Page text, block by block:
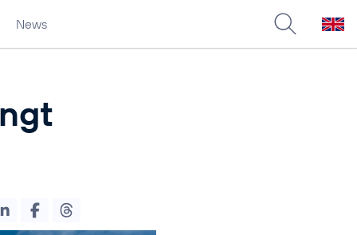
News